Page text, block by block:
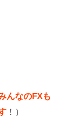
んなのFXも
！）